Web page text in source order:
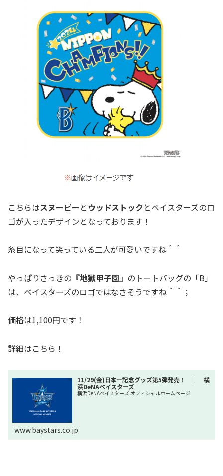
こちらはスヌーピー とウッドストックとベイスターズのロ
ゴが入ったデザインとなっております！
糸目になって笑っている二人が可愛いですね＾＾
やっぱりさっきの『地獄甲子園』のトートバッグの「B」
は、ベイスターズのロゴではなさそうですね＾＾；
価格は1,100円です！
詳細はこちら！
11/29(金)日本一記念グッズ第5弾発売！ ｜ 横
浜DeNAベイスターズ
横浜DeNAベイスターズ オフィシャルホームページ
www.baystars.co.jp